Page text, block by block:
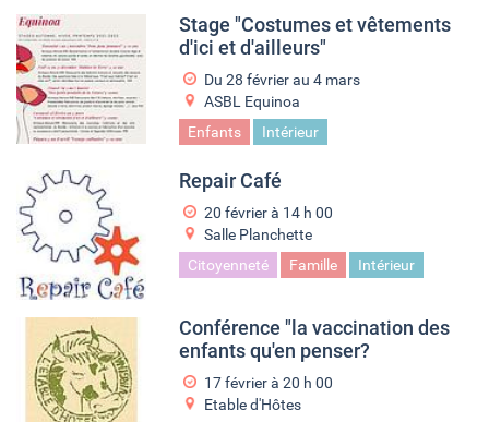
Stage "Costumes et vêtements
d'ici et d'ailleurs"
Du 28 février au 4 mars
ASBL Equinoa
Enfants
Intérieur
Repair Café
20 février à 14 h 00
Salle Planchette
Citoyenneté
Famille Intérieur
Conférence "la vaccination des
enfants qu'en penser?
17 février à 20 h 00
Etable d'Hôtes